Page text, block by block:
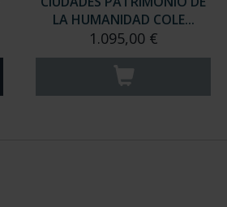
LA HUMANIDAD COLE...
1.095,00 €